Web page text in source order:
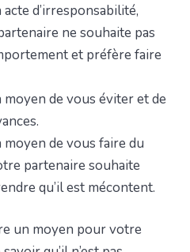
acte d’irresponsabilité,
ne souhaite pas
et préfère faire
moyen de vous éviter et de
moyen de vous faire du
partenaire souhaite
qu’il est mécontent.
un moyen pour votre